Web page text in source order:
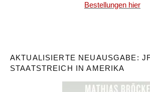
Bestellungen hier
AKTUALISIERTE NEUAUSGABE:
STAATSTREICH IN AMERIKA